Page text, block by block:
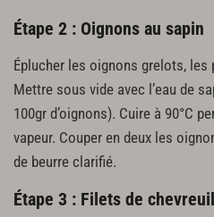
Étape 2 : Oignons au sapin
Éplucher les oignons grelots, les
Mettre sous vide avec l’eau de
100gr d’oignons). Cuire à 90°C
vapeur. Couper en deux les
de beurre clarifié.
Étape 3 : Filets de chevreuil